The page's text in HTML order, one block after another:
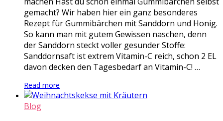
gemacht? Wir haben hier ein ganz besonderes
Rezept für Gummibärchen mit Sanddorn und Honig.
So kann man mit gutem Gewissen naschen, denn
der Sanddorn steckt voller gesunder Stoffe:
Sanddornsaft ist extrem Vitamin-C reich, schon 2 EL
davon decken den Tagesbedarf an Vitamin-C! …
Read more
Blog